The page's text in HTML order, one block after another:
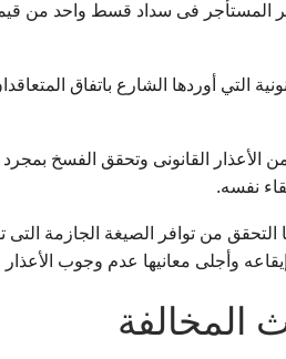
المستأجر فى سداد قسط واحد من
أوردها الشارع باتفاق
من الأعذار القانونى وتحقق الفسخ
نفسه.
من توافر الصيغة الجازمة التى
وأجلى معانيها عدم وجوب الأعذار
المخالفة